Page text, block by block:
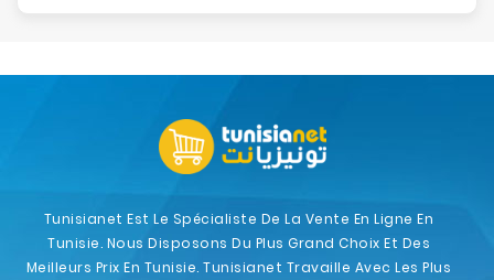
Tunisianet Est Le Spécialiste De La Vente En Ligne En
Tunisie. Nous Disposons Du Plus Grand Choix Et Des
Meilleurs Prix En Tunisie. Tunisianet Travaille Avec Les Plus